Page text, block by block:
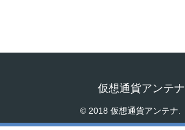
仮想通貨アンテナ
© 2018 仮想通貨アンテナ.